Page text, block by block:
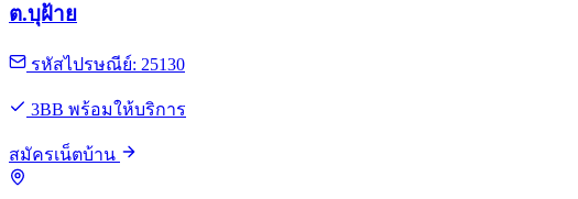
ต.บุฝ้าย
รหัสไปรษณีย์: 25130
3BB พร้อมให้บริการ
สมัครเน็ตบ้าน